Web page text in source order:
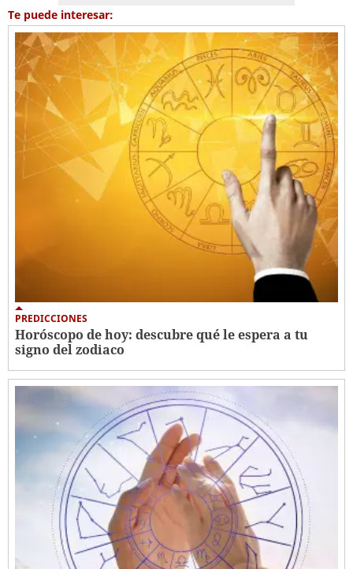
Te puede interesar:
PREDICCIONES
Horóscopo de hoy: descubre qué le espera a tu
signo del zodiaco